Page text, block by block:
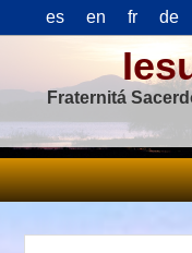
es en fr de
Fraternitá